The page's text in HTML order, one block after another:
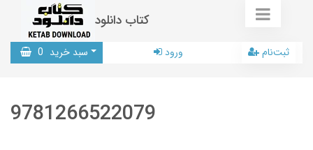
کتاب دانلود
سبد خرید 0 ورود ثبت‌نام
9781266522079